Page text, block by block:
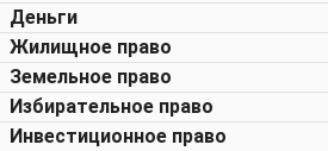
Деньги
Жилищное право
Земельное право
Избирательное право
Инвестиционное право